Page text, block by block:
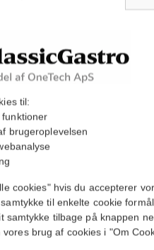
til:
brugeroplevelsen
cookies" hvis du accepterer
til enkelte cookie
samtykke tilbage på knappen
brug af cookies i "Om